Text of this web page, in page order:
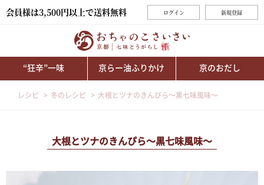
会員様は3,500円以上で送料無料 ログイン 新規登録
“狂辛”一味 京らー油ふりかけ 京のおだし
レシピ 冬のレシピ 大根とツナのきんぴら～黒七味風味～
大根とツナのきんぴら～黒七味風味～